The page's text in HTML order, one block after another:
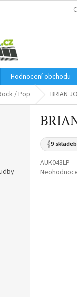
Hodnocení obchodu
/ Pop BRIAN
𝄞9 skladeb
AUK043LP
Průměrné